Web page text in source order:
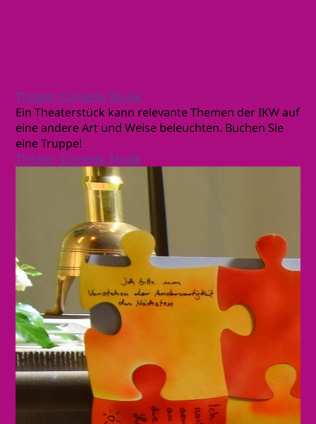
Theater, Comedy, Musik
Ein Theaterstück kann relevante Themen der IKW auf
eine andere Art und Weise beleuchten. Buchen Sie
eine Truppe!
Theater, Comedy, Musik